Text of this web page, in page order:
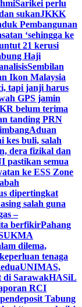
Sarikei perlu
sukanJKKK
Pembangunan
‘sehingga ke
21 kerusi
Haji
Sembilan
Ikon Malaysia
tapi janji harus
GPS jamin
belum terima
tanding PRN
Aduan
kes buli, salah
dera fizikal dan
pastikan semua
ke ESS Zone
dipertingkat
salah guna
–
berfikirPahang
dilema,
tenaga
UNIMAS,
di SarawakHASiL
RCI
Tabung